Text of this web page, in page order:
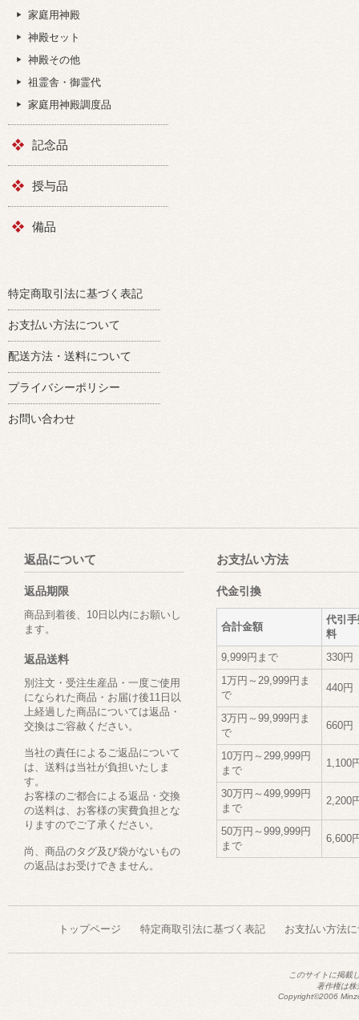
家庭用神殿
神殿セット
神殿その他
祖霊舎・御霊代
家庭用神殿調度品
記念品
授与品
備品
特定商取引法に基づく表記
お支払い方法について
配送方法・送料について
プライバシーポリシー
お問い合わせ
返品について
返品期限
商品到着後、10日以内にお願いし
ます。
返品送料
別注文・受注生産品・一度ご使用
になられた商品・お届け後11日以
上経過した商品については返品・
交換はご容赦ください。
当社の責任によるご返品について
は、送料は当社が負担いたしま
す。
お客様のご都合による返品・交換
の送料は、お客様の実費負担とな
りますのでご了承ください。
尚、商品のタグ及び袋がないもの
の返品はお受けできません。
お支払い方法
代金引換
合計金額
代引
料
9,999円まで
330円
1万円～29,999円ま
で
440円
3万円～99,999円ま
で
660円
10万円～299,999円
まで
1,100
30万円～499,999円
まで
2,200
50万円～999,999円
まで
6,600
トップページ 特定商取引法に基づく表記 お支払い方法
このサイトに掲載
著作権は株
Copyright©2006